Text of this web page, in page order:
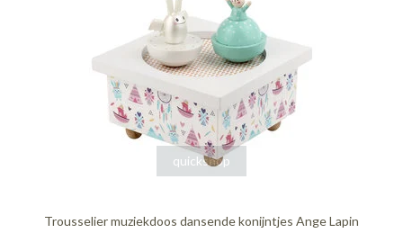
quickshop
Trousselier muziekdoos dansende konijntjes Ange Lapin